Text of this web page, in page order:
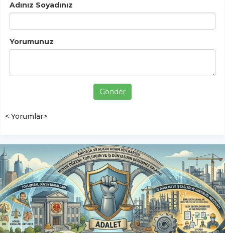
Adınız Soyadınız
Yorumunuz
Gönder
< Yorumlar>